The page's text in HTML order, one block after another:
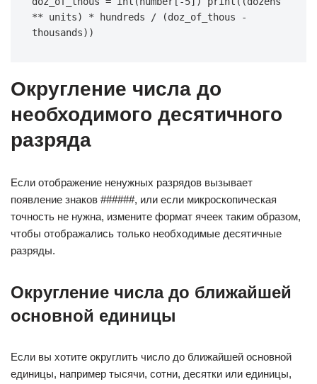
** units) * hundreds / (doz_of_thous -
thousands))
Округление числа до
необходимого десятичного
разряда
Если отображение ненужных разрядов вызывает
появление знаков ######, или если микроскопическая
точность не нужна, измените формат ячеек таким образом,
чтобы отображались только необходимые десятичные
разряды.
Округление числа до ближайшей
основной единицы
Если вы хотите округлить число до ближайшей основной
единицы, например тысячи, сотни, десятки или единицы,